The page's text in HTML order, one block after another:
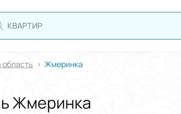
КВАРТИРА
область Жмеринка
Жмеринка